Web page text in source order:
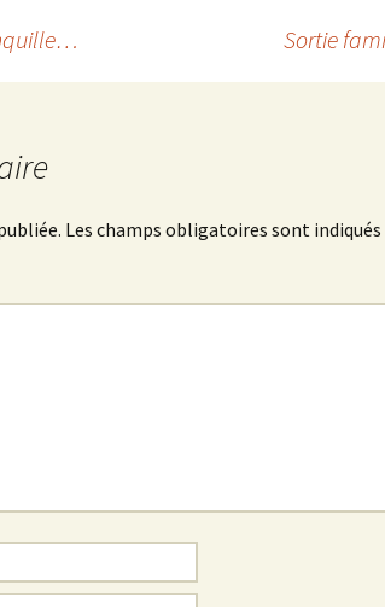
Sortie
Les champs obligatoires sont indiqués